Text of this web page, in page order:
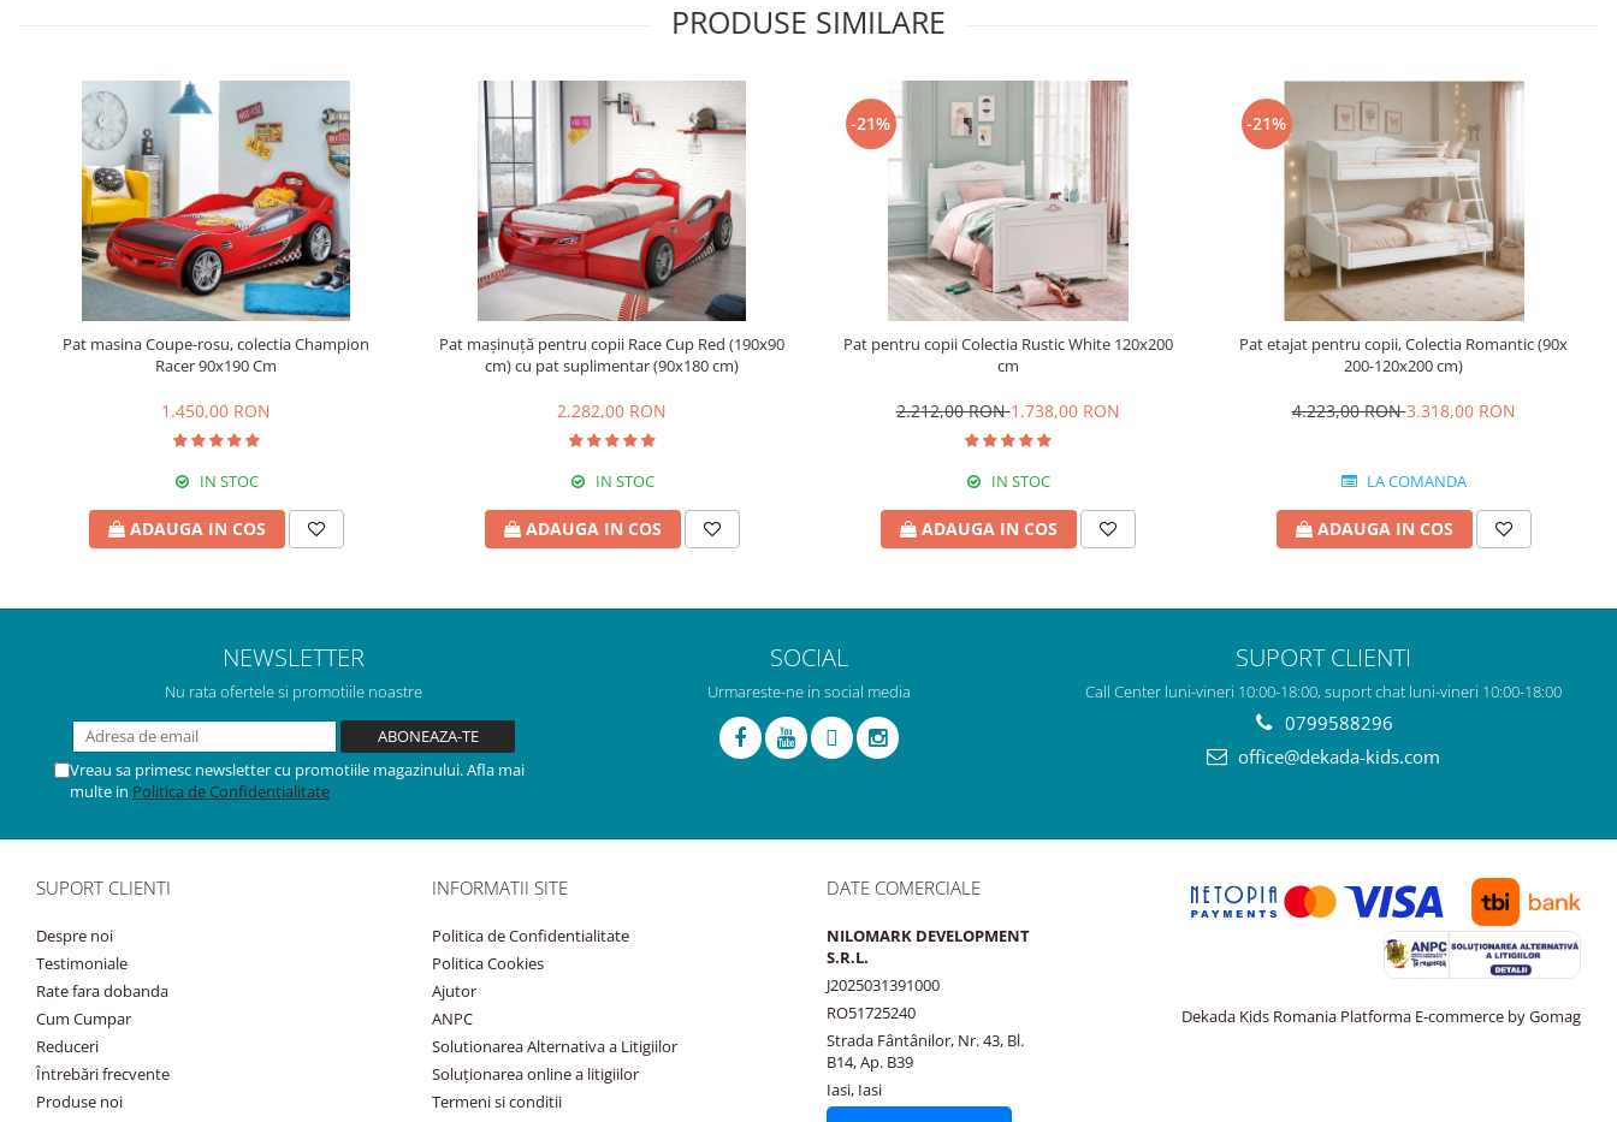
PRODUSE SIMILARE
Pat masina Coupe-rosu, colectia Champion
Racer 90x190 Cm
1.450,00 RON
IN STOC
ADAUGA IN COS
Pat mașinuță pentru copii Race Cup Red (190x90
cm) cu pat suplimentar (90x180 cm)
2.282,00 RON
IN STOC
ADAUGA IN COS
-21%
Pat pentru copii Colectia Rustic White 120x200
cm
2.212,00 RON1.738,00 RON
IN STOC
ADAUGA IN COS
-21%
Pat etajat pentru copii, Colectia Romantic (90x
200-120x200 cm)
4.223,00 RON3.318,00 RON
LA COMANDA
ADAUGA IN COS
NEWSLETTER
Nu rata ofertele si promotiile noastre
Vreau sa primesc newsletter cu promotiile magazinului. Afla mai
multe in Politica de Confidentialitate
SOCIAL
Urmareste-ne in social media
SUPORT CLIENTI
Call Center luni-vineri 10:00-18:00, suport chat luni-vineri 10:00-18:00
0799588296
office@dekada-kids.com
SUPORT CLIENTI
Despre noi
Testimoniale
Rate fara dobanda
Cum Cumpar
Reduceri
Întrebări frecvente
Produse noi
INFORMATII SITE
Politica de Confidentialitate
Politica Cookies
Ajutor
ANPC
Solutionarea Alternativa a Litigiilor
Soluționarea online a litigiilor
Termeni si conditii
DATE COMERCIALE
NILOMARK DEVELOPMENT
S.R.L.
J2025031391000
RO51725240
Strada Fântânilor, Nr. 43, Bl.
B14, Ap. B39
Iasi, Iasi
Dekada Kids Romania Platforma E-commerce by Gomag